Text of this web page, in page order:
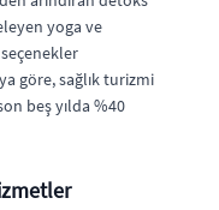
yoga ve
göre, sağlık turizmi
beş yılda %40